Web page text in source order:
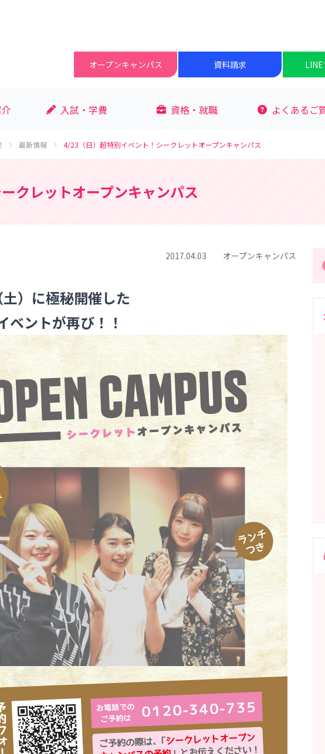
オープンキャンパス 資料請求 LINE
入試・学費 資格・就職 よくあるご
最新情報 4/23（日）超特別イベント！シークレットオープンキャンパス
クレットオープンキャンパス
2017.04.03 オープンキャンパス
）に極秘開催した
ベントが再び！！